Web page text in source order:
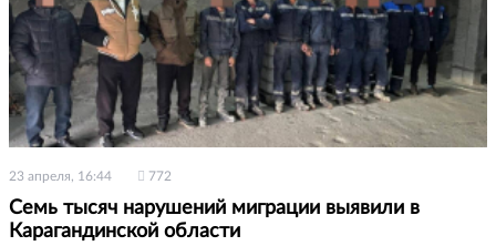
23 апреля, 16:44 772
Семь тысяч нарушений миграции выявили в
Карагандинской области